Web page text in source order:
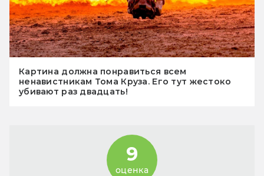
Картина должна понравиться всем
ненавистникам Тома Круза. Его тут жестоко
убивают раз двадцать!
9
оценка